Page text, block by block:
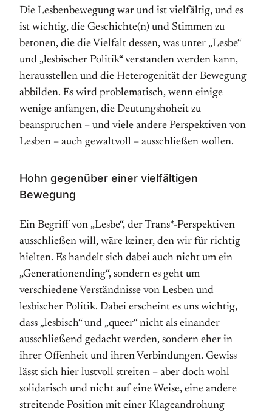
Die Lesbenbewegung war und ist vielfältig, und es
ist wichtig, die Geschichte(n) und Stimmen zu
betonen, die die Vielfalt dessen, was unter „Lesbe“
und „lesbischer Politik“ verstanden werden kann,
herausstellen und die Heterogenität der Bewegung
abbilden. Es wird problematisch, wenn einige
wenige anfangen, die Deutungshoheit zu
beanspruchen – und viele andere Perspektiven von
Lesben – auch gewaltvoll – ausschließen wollen.
Hohn gegenüber einer vielfältigen
Bewegung
Ein Begriff von „Lesbe“, der Trans*-Perspektiven
ausschließen will, wäre keiner, den wir für richtig
hielten. Es handelt sich dabei auch nicht um ein
„Generationending“, sondern es geht um
verschiedene Verständnisse von Lesben und
lesbischer Politik. Dabei erscheint es uns wichtig,
dass „lesbisch“ und „queer“ nicht als einander
ausschließend gedacht werden, sondern eher in
ihrer Offenheit und ihren Verbindungen. Gewiss
lässt sich hier lustvoll streiten – aber doch wohl
solidarisch und nicht auf eine Weise, eine andere
streitende Position mit einer Klageandrohung